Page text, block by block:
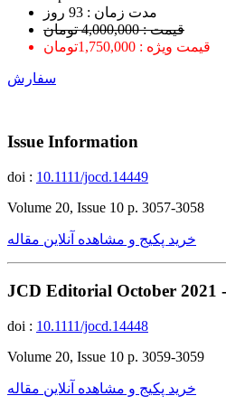
ﻣﺪﺕ ﺯﻣﺎﻥ : 93 ﺭﻭﺯ
قیمت : 4,000,000 تومان
قیمت ویژه : 1,750,000تومان
سفارش
Issue Information
doi : 10.1111/jocd.14449
Volume 20, Issue 10 p. 3057-3058
خرید پکیج و مشاهده آنلاین مقاله
JCD Editorial October 2021
doi : 10.1111/jocd.14448
Volume 20, Issue 10 p. 3059-3059
خرید پکیج و مشاهده آنلاین مقاله